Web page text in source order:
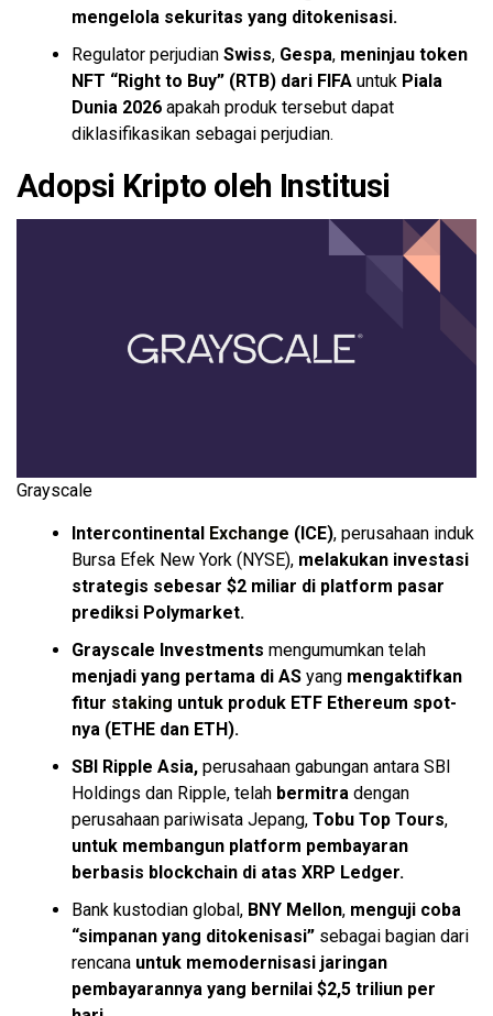
mengelola sekuritas yang ditokenisasi.
Regulator perjudian Swiss, Gespa, meninjau token
NFT “Right to Buy” (RTB) dari FIFA untuk Piala
Dunia 2026 apakah produk tersebut dapat
diklasifikasikan sebagai perjudian.
Adopsi Kripto oleh Institusi
Grayscale
Intercontinental Exchange (ICE), perusahaan induk
Bursa Efek New York (NYSE), melakukan investasi
strategis sebesar $2 miliar di platform pasar
prediksi Polymarket.
Grayscale Investments mengumumkan telah
menjadi yang pertama di AS yang mengaktifkan
fitur staking untuk produk ETF Ethereum spot-
nya (ETHE dan ETH).
SBI Ripple Asia, perusahaan gabungan antara SBI
Holdings dan Ripple, telah bermitra dengan
perusahaan pariwisata Jepang, Tobu Top Tours,
untuk membangun platform pembayaran
berbasis blockchain di atas XRP Ledger.
Bank kustodian global, BNY Mellon, menguji coba
“simpanan yang ditokenisasi” sebagai bagian dari
rencana untuk memodernisasi jaringan
pembayarannya yang bernilai $2,5 triliun per